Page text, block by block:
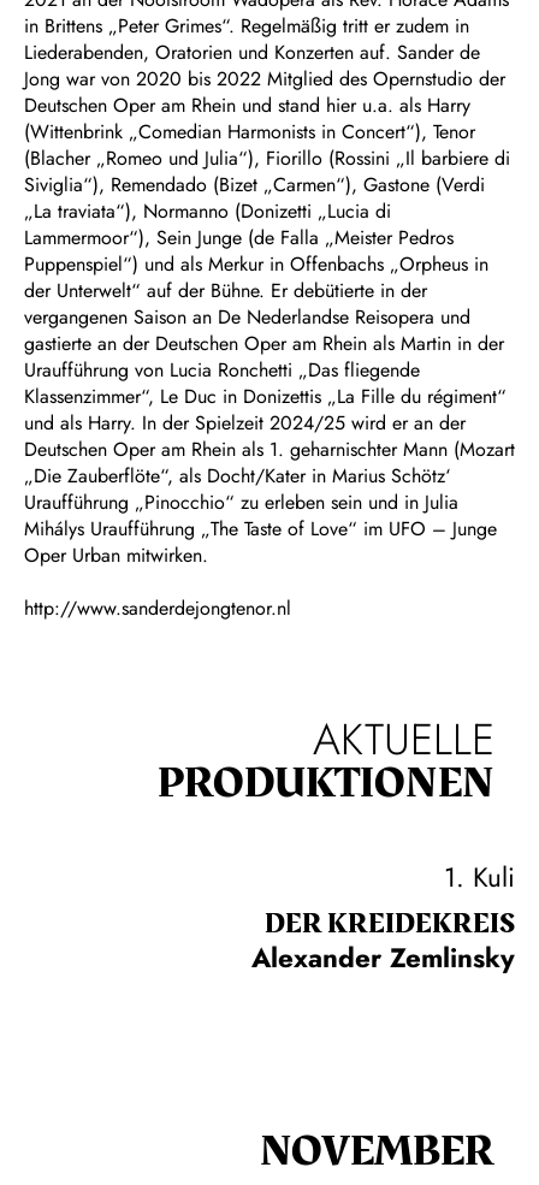
in Brittens „Peter Grimes“. Regelmäßig tritt er zudem in
Liederabenden, Oratorien und Konzerten auf. Sander de
Jong war von 2020 bis 2022 Mitglied des Opernstudio der
Deutschen Oper am Rhein und stand hier u.a. als Harry
(Wittenbrink „Comedian Harmonists in Concert“), Tenor
(Blacher „Romeo und Julia“), Fiorillo (Rossini „Il barbiere di
Siviglia“), Remendado (Bizet „Carmen“), Gastone (Verdi
„La traviata“), Normanno (Donizetti „Lucia di
Lammermoor“), Sein Junge (de Falla „Meister Pedros
Puppenspiel“) und als Merkur in Offenbachs „Orpheus in
der Unterwelt“ auf der Bühne. Er debütierte in der
vergangenen Saison an De Nederlandse Reisopera und
gastierte an der Deutschen Oper am Rhein als Martin in der
Uraufführung von Lucia Ronchetti „Das fliegende
Klassenzimmer“, Le Duc in Donizettis „La Fille du régiment“
und als Harry. In der Spielzeit 2024/25 wird er an der
Deutschen Oper am Rhein als 1. geharnischter Mann (Mozart
„Die Zauberflöte“, als Docht/Kater in Marius Schötz‘
Uraufführung „Pinocchio“ zu erleben sein und in Julia
Mihálys Uraufführung „The Taste of Love“ im UFO – Junge
Oper Urban mitwirken.
http://www.sanderdejongtenor.nl
AKTUELLE
PRODUKTIONEN
1. Kuli
DER KREIDE­KREIS
Alexander Zemlinsky
NOVEMBER